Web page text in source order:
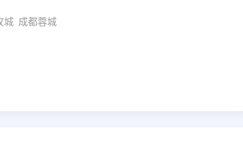
城 成都蓉城